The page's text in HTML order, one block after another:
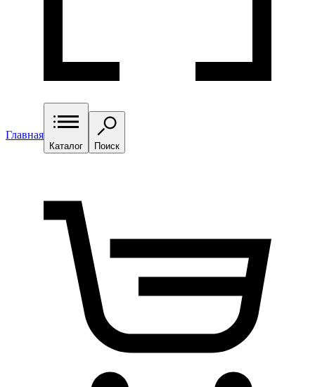
Главная
Каталог Поиск